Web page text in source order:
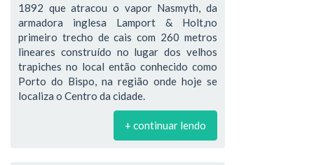
1892 que atracou o vapor Nasmyth, da
armadora inglesa Lamport & Holt,no
primeiro trecho de cais com 260 metros
lineares construído no lugar dos velhos
trapiches no local então conhecido como
Porto do Bispo, na região onde hoje se
localiza o Centro da cidade.
+ continuar lendo